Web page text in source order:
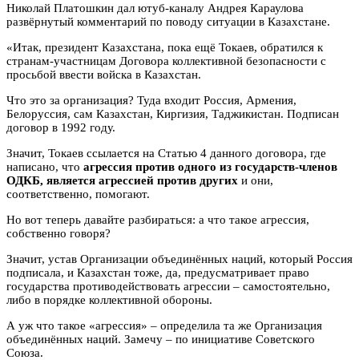
Николай Платошкин дал ютуб-каналу Андрея Караулова
развёрнутый комментарий по поводу ситуации в Казахстане.
«Итак, президент Казахстана, пока ещё Токаев, обратился к
странам-участницам Договора коллективной безопасности с
просьбой ввести войска в Казахстан.
Что это за организация? Туда входит Россия, Армения,
Белоруссия, сам Казахстан, Киргизия, Таджикистан. Подписан
договор в 1992 году.
Значит, Токаев ссылается на Статью 4 данного договора, где
написано, что агрессия против одного из государств-членов
ОДКБ, является агрессией против других и они,
соответственно, помогают.
Но вот теперь давайте разбираться: а что такое агрессия,
собственно говоря?
Значит, устав Организации объединённых наций, который Россия
подписала, и Казахстан тоже, да, предусматривает право
государства противодействовать агрессии – самостоятельно,
либо в порядке коллективной обороны.
А уж что такое «агрессия» – определила та же Организация
объединённых наций. Замечу – по инициативе Советского
Союза.